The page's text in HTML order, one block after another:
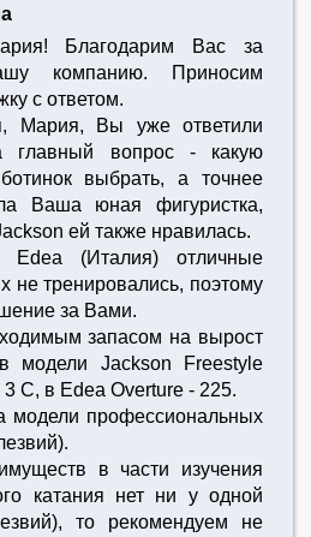
Благодарим Вас за
компанию. Приносим
с ответом.
Мария, Вы уже ответили
главный вопрос - какую
выбрать, а точнее
Ваша юная фигуристка,
ей также нравилась.
Edea (Италия) отличные
не тренировались, поэтому
за Вами.
запасом на вырост
модели Jackson Freestyle
3 С, в Edea Overture - 225.
модели профессиональных
в части изучения
катания нет ни у одной
то рекомендуем не